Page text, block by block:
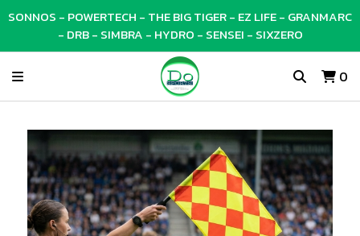
SONNOS - POWERTECH - THE BIG TIGER - EZ LIFE - GRANMARC
- DRB - SIMBRA - HYDRO - SENSEI - SIXZERO
0